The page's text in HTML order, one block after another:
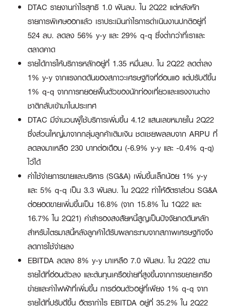
DTAC รายงานกำไรสุทธิ 1.0 พันลบ. ใน 2Q22 แต่หลังหัก
รายการพิเศษออกแล้ว เราประเมินกำไรการดำเนินงานปกติอยู่ที่
524 ลบ. ลดลง 56% y-y และ 29% q-q ซึ่งต่ำกว่าที่เราและ
ตลาดคาด
รายได้การให้บริการหลักอยู่ที่ 1.35 หมื่นลบ. ใน 2Q22 ลดต่ำลง
1% y-y จากแรงกดดันของสภาวะเศรษฐกิจที่อ่อนแอ แต่ปรับดีขึ้น
1% q-q จากการทยอยฟื้นตัวของนักท่องเที่ยวและแรงงานต่าง
ชาติกลับเข้ามาในประเทศ
DTAC มีจำนวนผู้ใช้บริการเพิ่มขึ้น 4.12 แสนเลขหมายใน 2Q22
ซึ่งส่วนใหญ่มาจากกลุ่มลูกค้าเติมเงิน ชดเชยผลลบจาก ARPU ที่
ลดลงมาเหลือ 230 บาทต่อเดือน (-6.9% y-y และ -0.4% q-q)
ไว้ได้
ค่าใช้จ่ายการขายและบริหาร (SG&A) เพิ่มขึ้นเล็กน้อย 1% y-y
และ 5% q-q เป็น 3.3 พันลบ. ใน 2Q22 ทำให้อัตราส่วน SG&A
ต่อยอดขายเพิ่มขึ้นเป็น 16.8% (จาก 15.8% ใน 1Q22 และ
16.7% ใน 2Q21) ค่าสำรองสงสัยหนี้สูญเป็นปัจจัยกดดันหลัก
สำหรับไตรมาสนี้หลังลูกค้าได้รับผลกระทบจากสภาพเศรษฐกิจจึง
ลดการใช้จ่ายลง
EBITDA ลดลง 8% y-y มาเหลือ 7.0 พันลบ. ใน 2Q22 ตาม
รายได้ที่อ่อนตัวลง และต้นทุนเครือข่ายที่สูงขึ้นจากการขยายเครือ
ข่ายและค่าไฟฟ้าที่เพิ่มขึ้น การอ่อนตัวอยู่ที่เพียง 1% q-q จาก
รายได้ที่ปรับดีขึ้น อัตรากำไร EBITDA อยู่ที่ 35.2% ใน 2Q22